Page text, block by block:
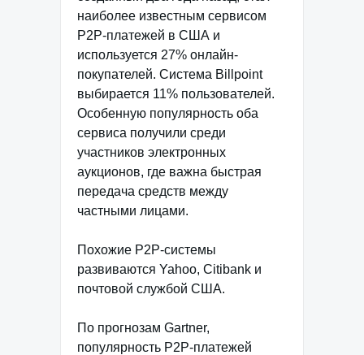
наиболее известным сервисом
P2P-платежей в США и
используется 27% онлайн-
покупателей. Система Billpoint
выбирается 11% пользователей.
Особенную популярность оба
сервиса получили среди
участников электронных
аукционов, где важна быстрая
передача средств между
частными лицами.
Похожие P2P-системы
развиваются Yahoo, Citibank и
почтовой службой США.
По прогнозам Gartner,
популярность P2P-платежей